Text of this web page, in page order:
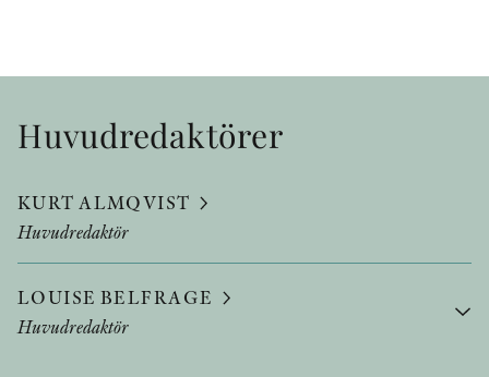
Huvudredaktörer
KURT ALMQVIST
Huvudredaktör
LOUISE BELFRAGE
Huvudredaktör